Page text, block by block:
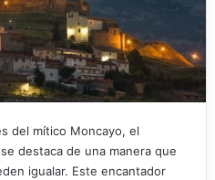
del mítico Moncayo, el
destaca de una manera que
igualar. Este encantador